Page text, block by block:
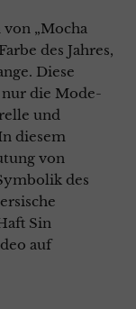
von „Mocha
des Jahres,
Diese
die Mode-
und
diesem
von
des
Sin